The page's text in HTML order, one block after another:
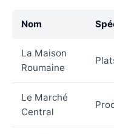
Nom
La Maison
Roumaine
Le Marché
Central